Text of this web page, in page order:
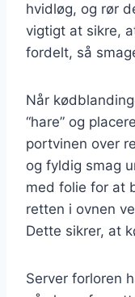
hvidløg, og rør
vigtigt at sikre,
fordelt, så
Når
“hare” og
portvinen over
og fyldig smag
med folie for at
retten i ovnen
Dette sikrer, at
Server forloren